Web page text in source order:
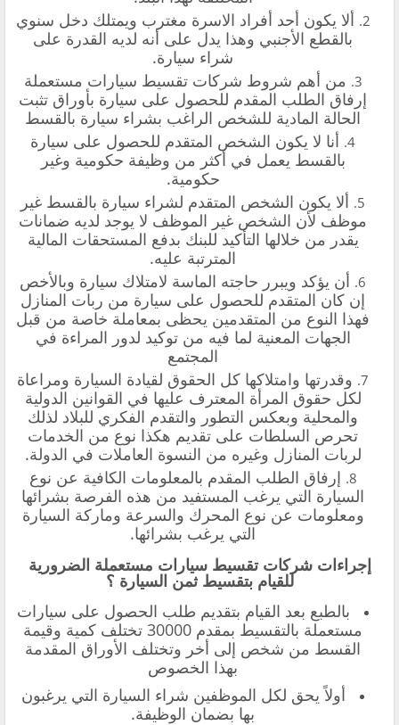
ألا يكون أحد أفراد الاسرة مغترب ويمتلك دخل سنوي
بالقطع الأجنبي وهذا يدل على أنه لديه القدرة على
شراء سيارة.
من أهم شروط شركات تقسيط سيارات مستعملة
إرفاق الطلب المقدم للحصول على سيارة بأوراق تثبت
الحالة المادية للشخص الراغب بشراء سيارة بالقسط
أنا لا يكون الشخص المتقدم للحصول على سيارة
بالقسط يعمل في أكثر من وظيفة حكومية وغير
حكومية.
ألا يكون الشخص المتقدم لشراء سيارة بالقسط غير
موظف لأن الشخص غير الموظف لا يوجد لديه ضمانات
يقدر من خلالها التأكيد للبنك بدفع المستحقات المالية
المترتبة عليه.
أن يؤكد ويبرر حاجته الماسة لامتلاك سيارة وبالأخص
إن كان المتقدم للحصول على سيارة من ربات المنازل
فهذا النوع من المتقدمين يحظى بمعاملة خاصة من قبل
الجهات المعنية لما فيه من توكيد لدور المراءة في
المجتمع
وقدرتها وامتلاكها كل الحقوق لقيادة السيارة ومراعاة
لكل حقوق المرأة المعترف عليها في القوانين الدولية
والمحلية وبعكس التطور والتقدم الفكري للبلاد لذلك
تحرص السلطات على تقديم هكذا نوع من الخدمات
لربات المنازل وغيره من النسوة العاملات في الدولة.
إرفاق الطلب المقدم بالمعلومات الكافية عن نوع
السيارة التي يرغب المستفيد من هذه الفرصة بشرائها
ومعلومات عن نوع المحرك والسرعة وماركة السيارة
التي يرغب بشرائها.
إجراءات شركات تقسيط سيارات مستعملة الضرورية
للقيام بتقسيط ثمن السيارة ؟
بالطبع بعد القيام بتقديم طلب الحصول على سيارات
مستعملة بالتقسيط بمقدم 30000 تختلف كمية وقيمة
القسط من شخص إلى أخر وتختلف الأوراق المقدمة
بهذا الخصوص
أولاً يحق لكل الموظفين شراء السيارة التي يرغبون
بها بضمان الوظيفة.